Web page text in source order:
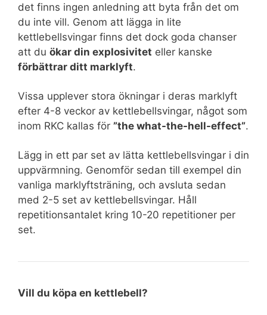
det finns ingen anledning att byta från det om
du inte vill. Genom att lägga in lite
kettlebellsvingar finns det dock goda chanser
att du ökar din explosivitet eller kanske
förbättrar ditt marklyft.
Vissa upplever stora ökningar i deras marklyft
efter 4-8 veckor av kettlebellsvingar, något som
inom RKC kallas för ”the what-the-hell-effect”.
Lägg in ett par set av lätta kettlebellsvingar i din
uppvärmning. Genomför sedan till exempel din
vanliga marklyftsträning, och avsluta sedan
med 2-5 set av kettlebellsvingar. Håll
repetitionsantalet kring 10-20 repetitioner per
set.
Vill du köpa en kettlebell?